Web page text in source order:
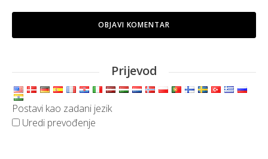
Prijevod
Postavi kao zadani jezik
Uredi prevođenje